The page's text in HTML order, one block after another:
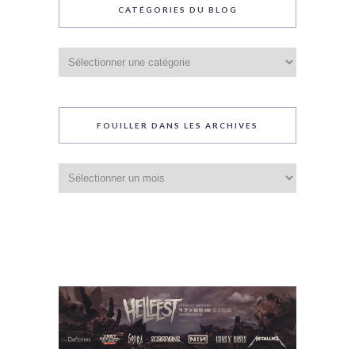
CATÉGORIES DU BLOG
du
blog
FOUILLER DANS LES ARCHIVES
dans
les